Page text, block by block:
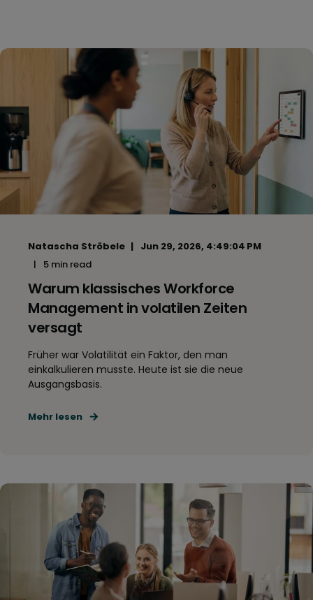
Natascha Ströbele
Jun 29, 2026, 4:49:04 PM
5 min read
Warum klassisches Workforce
Management in volatilen Zeiten
versagt
Früher war Volatilität ein Faktor, den man
einkalkulieren musste. Heute ist sie die neue
Ausgangsbasis.
Mehr lesen